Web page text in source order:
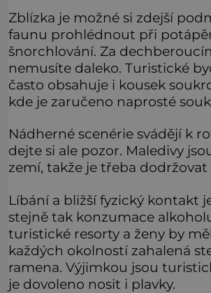
Zblízka je možné si zdejší
faunu prohlédnout při
šnorchlování. Za
nemusíte daleko. Turistické
často obsahuje i kousek
kde je zaručeno naprosté
Nádherné scenérie svádějí k
dejte si ale pozor. Maledivy
zemí, takže je třeba dodržovat
Líbání a bližší fyzický kontakt
stejně tak konzumace
turistické resorty a ženy by
každých okolností zahalená
ramena. Výjimkou jsou
je dovoleno nosit i plavky.